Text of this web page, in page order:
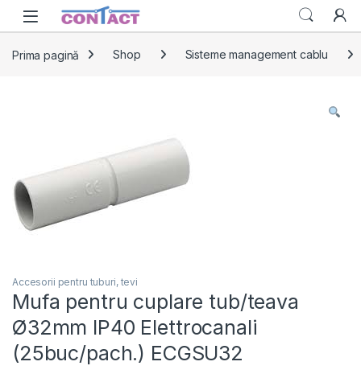
Skip to navigation
Skip to content
Prima pagină Shop Sisteme management cablu
Accesorii pentru tuburi, tevi
Mufa pentru cuplare tub/teava
Ø32mm IP40 Elettrocanali
(25buc/pach.) ECGSU32